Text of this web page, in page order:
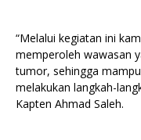
“Melalui kegiatan ini
memperoleh wawasan
tumor, sehingga
melakukan langkah-
Kapten Ahmad Saleh.